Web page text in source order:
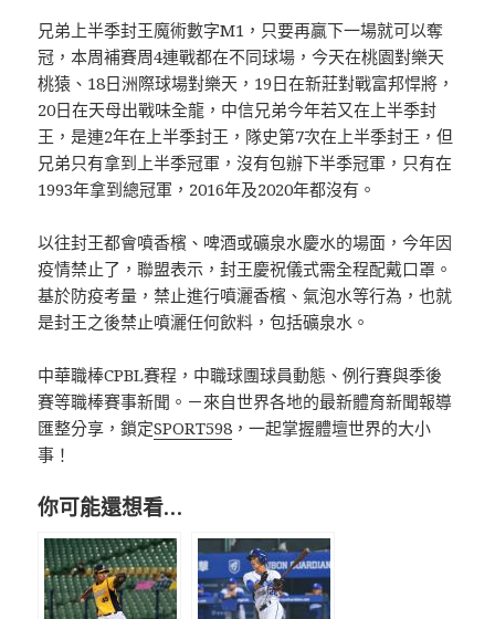
兄弟上半季封王魔術數字M1，只要再贏下一場就可以奪
冠，本周補賽周4連戰都在不同球場，今天在桃園對樂天
桃猿、18日洲際球場對樂天，19日在新莊對戰富邦悍將，
20日在天母出戰味全龍，中信兄弟今年若又在上半季封
王，是連2年在上半季封王，隊史第7次在上半季封王，但
兄弟只有拿到上半季冠軍，沒有包辦下半季冠軍，只有在
1993年拿到總冠軍，2016年及2020年都沒有。
以往封王都會噴香檳、啤酒或礦泉水慶水的場面，今年因
疫情禁止了，聯盟表示，封王慶祝儀式需全程配戴口罩。
基於防疫考量，禁止進行噴灑香檳、氣泡水等行為，也就
是封王之後禁止噴灑任何飲料，包括礦泉水。
中華職棒CPBL賽程，中職球團球員動態、例行賽與季後
賽等職棒賽事新聞。－來自世界各地的最新體育新聞報導
匯整分享，鎖定SPORT598 ，一起掌握體壇世界的大小
事！
你可能還想看…